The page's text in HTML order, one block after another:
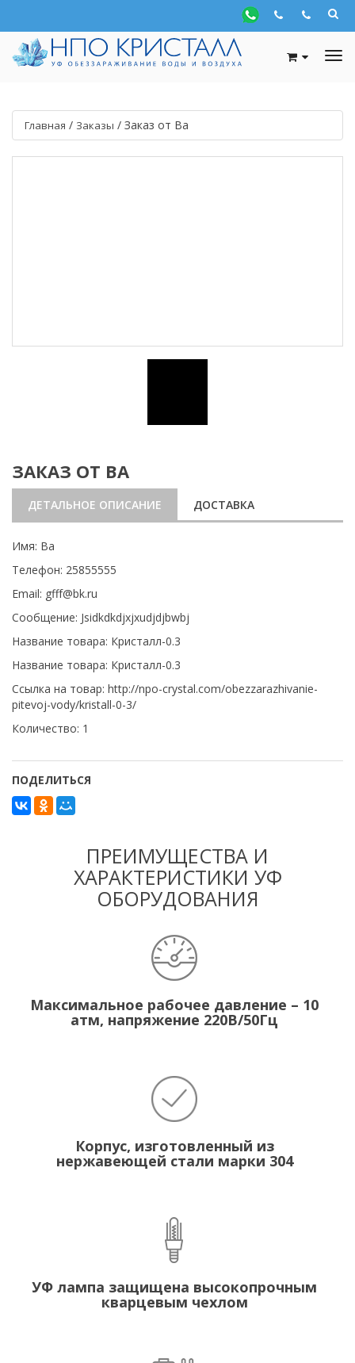
Главная / Заказы / Заказ от Ва
ЗАКАЗ ОТ ВА
ДЕТАЛЬНОЕ ОПИСАНИЕ ДОСТАВКА
Имя: Ва
Телефон: 25855555
Email: gfff@bk.ru
Сообщение: Jsidkdkdjxjxudjdjbwbj
Название товара: Кристалл-0.3
Название товара: Кристалл-0.3
Ссылка на товар: http://npo-crystal.com/obezzarazhivanie-
pitevoj-vody/kristall-0-3/
Количество: 1
ПОДЕЛИТЬСЯ
ПРЕИМУЩЕСТВА И
ХАРАКТЕРИСТИКИ УФ
ОБОРУДОВАНИЯ
Максимальное рабочее давление – 10
атм, напряжение 220В/50Гц
Корпус, изготовленный из
нержавеющей стали марки 304
УФ лампа защищена высокопрочным
кварцевым чехлом